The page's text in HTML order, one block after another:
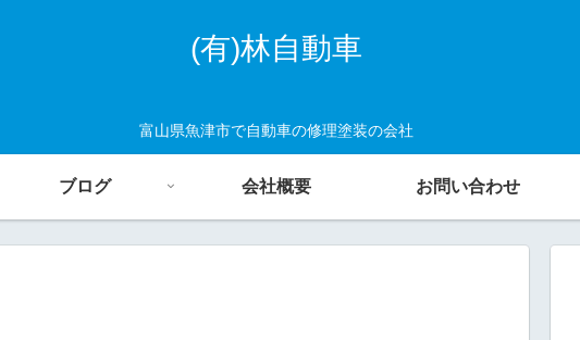
(有)林自動車
富山県魚津市で自動車の修理塗装の会社
ブログ 会社概要 お問い合わせ